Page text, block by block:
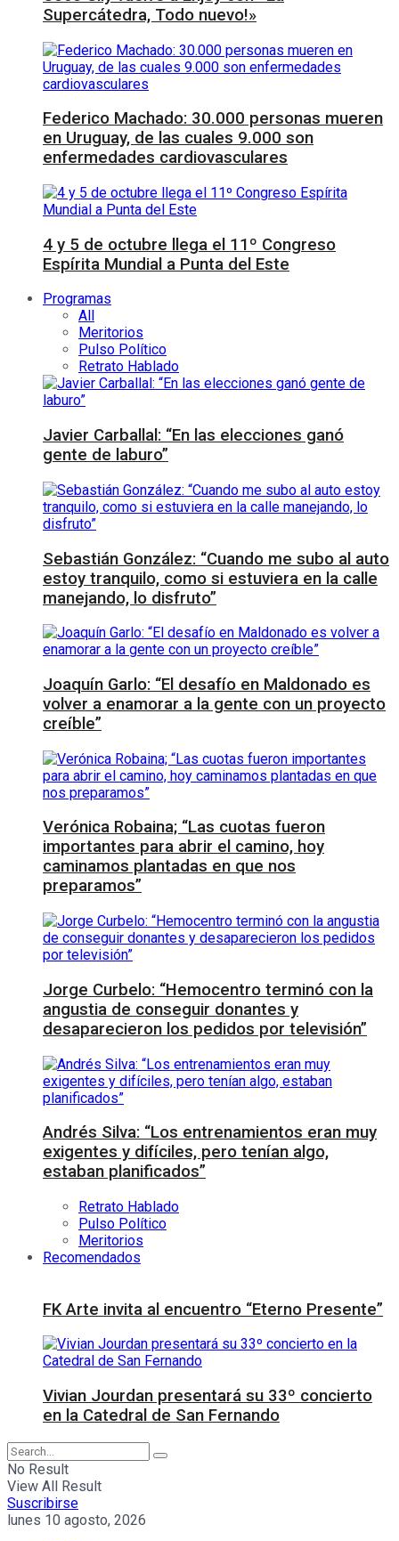
Supercátedra, Todo nuevo!»
Federico Machado: 30.000 personas mueren
en Uruguay, de las cuales 9.000 son
enfermedades cardiovasculares
4 y 5 de octubre llega el 11º Congreso
Espírita Mundial a Punta del Este
Programas
All
Meritorios
Pulso Político
Retrato Hablado
Javier Carballal: “En las elecciones ganó
gente de laburo”
Sebastián González: “Cuando me subo al auto
estoy tranquilo, como si estuviera en la calle
manejando, lo disfruto”
Joaquín Garlo: “El desafío en Maldonado es
volver a enamorar a la gente con un proyecto
creíble”
Verónica Robaina; “Las cuotas fueron
importantes para abrir el camino, hoy
caminamos plantadas en que nos
preparamos”
Jorge Curbelo: “Hemocentro terminó con la
angustia de conseguir donantes y
desaparecieron los pedidos por televisión”
Andrés Silva: “Los entrenamientos eran muy
exigentes y difíciles, pero tenían algo,
estaban planificados”
Retrato Hablado
Pulso Político
Meritorios
Recomendados
FK Arte invita al encuentro “Eterno Presente”
Vivian Jourdan presentará su 33º concierto
en la Catedral de San Fernando
No Result
View All Result
Suscribirse
lunes 10 agosto, 2026